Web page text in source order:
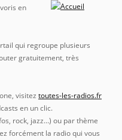
en
qui regroupe plusieurs
gratuitement, très
visitez toutes-les-radios.fr
en un clic.
rock, jazz…) ou par thème
forcément la radio qui vous